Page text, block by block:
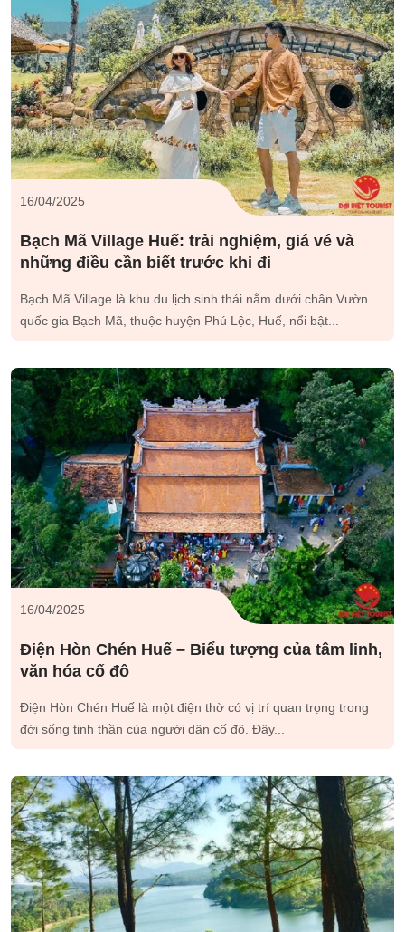
16/04/2025
Bạch Mã Village Huế: trải nghiệm, giá vé và
những điều cần biết trước khi đi
Bạch Mã Village là khu du lịch sinh thái nằm dưới chân Vườn
quốc gia Bạch Mã, thuộc huyện Phú Lộc, Huế, nổi bật...
16/04/2025
Điện Hòn Chén Huế – Biểu tượng của tâm linh,
văn hóa cố đô
Điện Hòn Chén Huế là một điện thờ có vị trí quan trọng trong
đời sống tinh thần của người dân cố đô. Đây...